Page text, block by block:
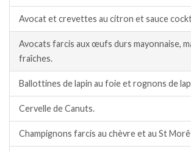
Avocat et crevettes au citron et sauce
Avocats farcis aux œufs durs mayonnaise,
fraîches.
Ballottines de lapin au foie et rognons de
Cervelle de Canuts.
Champignons farcis au chèvre et au St